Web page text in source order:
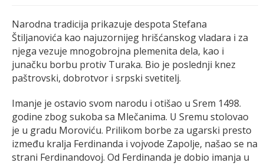
Narodna tradicija prikazuje despota Stefana
Štiljanovića kao najuzornijeg hrišćanskog vladara i za
njega vezuje mnogobrojna plemenita dela, kao i
junačku borbu protiv Turaka. Bio je poslednji knez
paštrovski, dobrotvor i srpski svetitelj.
Imanje je ostavio svom narodu i otišao u Srem 1498.
godine zbog sukoba sa Mlečanima. U Sremu stolovao
je u gradu Moroviću. Prilikom borbe za ugarski presto
između kralja Ferdinanda i vojvode Zapolje, našao se na
strani Ferdinandovoj. Od Ferdinanda je dobio imanja u